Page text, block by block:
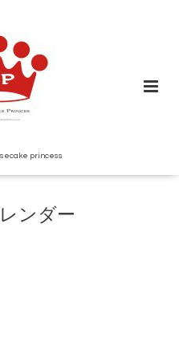
princess
ンダー